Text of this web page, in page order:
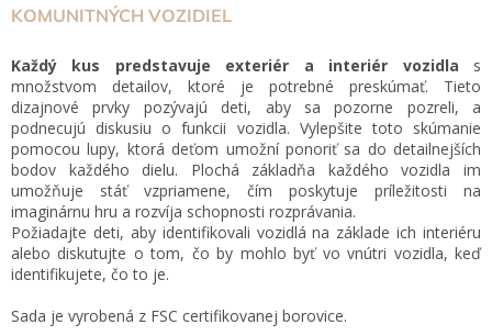
KOMUNITNÝCH VOZIDIEL
Každý kus predstavuje exteriér a interiér vozidla s
množstvom detailov, ktoré je potrebné preskúmať. Tieto
dizajnové prvky pozývajú deti, aby sa pozorne pozreli, a
podnecujú diskusiu o funkcii vozidla. Vylepšite toto skúmanie
pomocou lupy, ktorá deťom umožní ponoriť sa do detailnejších
bodov každého dielu. Plochá základňa každého vozidla im
umožňuje stáť vzpriamene, čím poskytuje príležitosti na
imaginárnu hru a rozvíja schopnosti rozprávania.
Požiadajte deti, aby identifikovali vozidlá na základe ich interiéru
alebo diskutujte o tom, čo by mohlo byť vo vnútri vozidla, keď
identifikujete, čo to je.
Sada je vyrobená z FSC certifikovanej borovice.